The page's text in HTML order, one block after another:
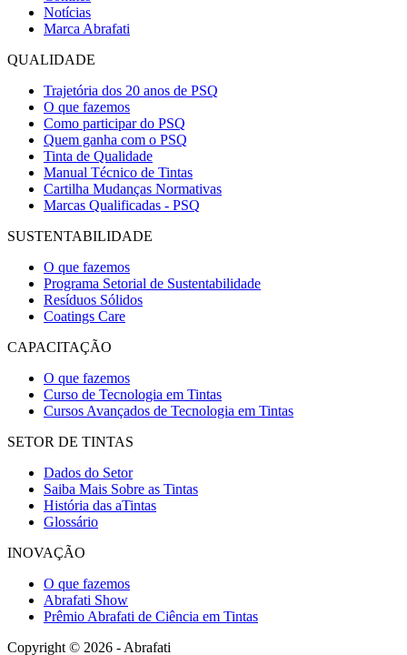
Notícias
Marca Abrafati
QUALIDADE
Trajetória dos 20 anos de PSQ
O que fazemos
Como participar do PSQ
Quem ganha com o PSQ
Tinta de Qualidade
Manual Técnico de Tintas
Cartilha Mudanças Normativas
Marcas Qualificadas - PSQ
SUSTENTABILIDADE
O que fazemos
Programa Setorial de Sustentabilidade
Resíduos Sólidos
Coatings Care
CAPACITAÇÃO
O que fazemos
Curso de Tecnologia em Tintas
Cursos Avançados de Tecnologia em Tintas
SETOR DE TINTAS
Dados do Setor
Saiba Mais Sobre as Tintas
História das aTintas
Glossário
INOVAÇÃO
O que fazemos
Abrafati Show
Prêmio Abrafati de Ciência em Tintas
Copyright © 2026 - Abrafati